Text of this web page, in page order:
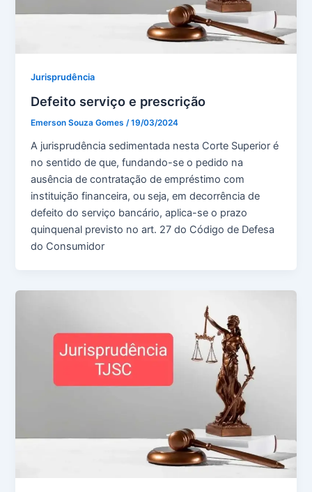
Jurisprudência
Defeito serviço e prescrição
Emerson Souza Gomes/19/03/2024
A jurisprudência sedimentada nesta Corte Superior é
no sentido de que, fundando-se o pedido na
ausência de contratação de empréstimo com
instituição financeira, ou seja, em decorrência de
defeito do serviço bancário, aplica-se o prazo
quinquenal previsto no art. 27 do Código de Defesa
do Consumidor